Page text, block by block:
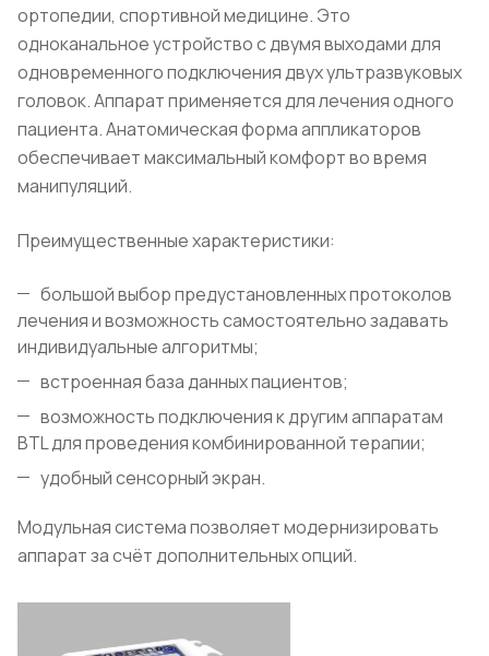
ортопедии, спортивной медицине. Это
одноканальное устройство с двумя выходами для
одновременного подключения двух ультразвуковых
головок. Аппарат применяется для лечения одного
пациента. Анатомическая форма аппликаторов
обеспечивает максимальный комфорт во время
манипуляций.
Преимущественные характеристики:
большой выбор предустановленных протоколов
лечения и возможность самостоятельно задавать
индивидуальные алгоритмы;
встроенная база данных пациентов;
возможность подключения к другим аппаратам
BTL для проведения комбинированной терапии;
удобный сенсорный экран.
Модульная система позволяет модернизировать
аппарат за счёт дополнительных опций.